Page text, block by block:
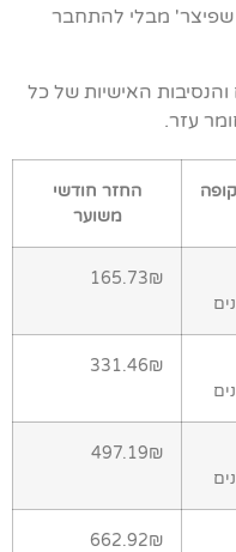
שפיצר' מבלי להתחבר
האישיות של כל
עזר.
החזר חודשי
משוער
165.73₪
331.46₪
497.19₪
662.92₪